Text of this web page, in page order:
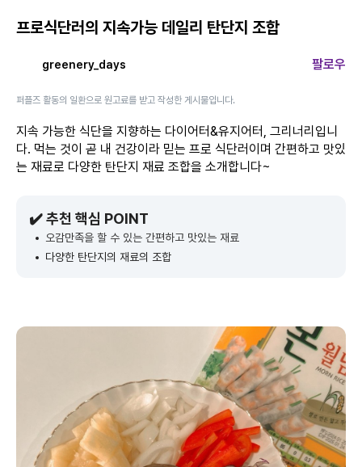
프로식단러의 지속가능 데일리 탄단지 조합
greenery_days 팔로우
퍼플즈 활동의 일환으로 원고료를 받고 작성한 게시물입니다.
지속 가능한 식단을 지향하는 다이어터&유지어터, 그리너리입니
다. 먹는 것이 곧 내 건강이라 믿는 프로 식단러이며 간편하고 맛있
는 재료로 다양한 탄단지 재료 조합을 소개합니다~
✔️ 추천 핵심 POINT
오감만족을 할 수 있는 간편하고 맛있는 재료
다양한 탄단지의 재료의 조합